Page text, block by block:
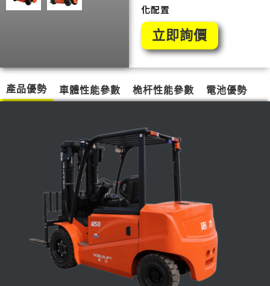
化配置
立即詢價
產品優勢 車體性能參數 桅杆性能參數 電池優勢